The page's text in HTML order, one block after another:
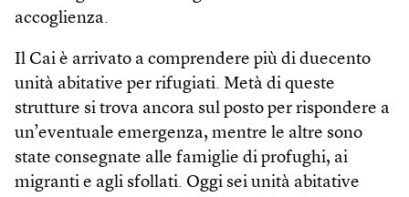
accoglienza.
Il Cai è arrivato a comprendere più di duecento
unità abitative per rifugiati. Metà di queste
strutture si trova ancora sul posto per rispondere a
un’eventuale emergenza, mentre le altre sono
state consegnate alle famiglie di profughi, ai
migranti e agli sfollati. Oggi sei unità abitative